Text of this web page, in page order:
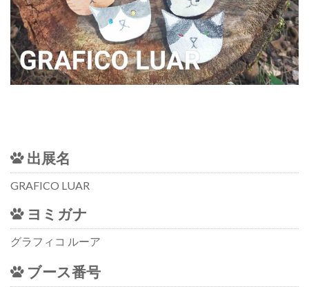
出展名
GRAFICO LUAR
ヨミガナ
グラフィコ ルーア
ブース番号